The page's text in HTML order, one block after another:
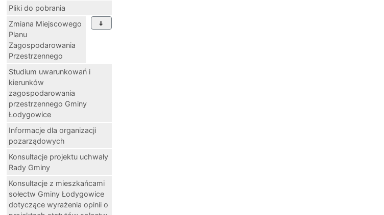
Pliki do pobrania
Zmiana Miejscowego
Planu
Zagospodarowania
Przestrzennego
Studium uwarunkowań i
kierunków
zagospodarowania
przestrzennego Gminy
Łodygowice
Informacje dla organizacji
pozarządowych
Konsultacje projektu uchwały
Rady Gminy
Konsultacje z mieszkańcami
sołectw Gminy Łodygowice
dotyczące wyrażenia opinii o